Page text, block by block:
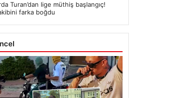
Turan’dan lige müthiş başlangıç!
farka boğdu